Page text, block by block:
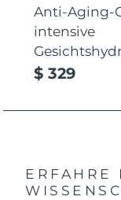
Anti-Aging-
intensive
$ 329
ERFAHRE